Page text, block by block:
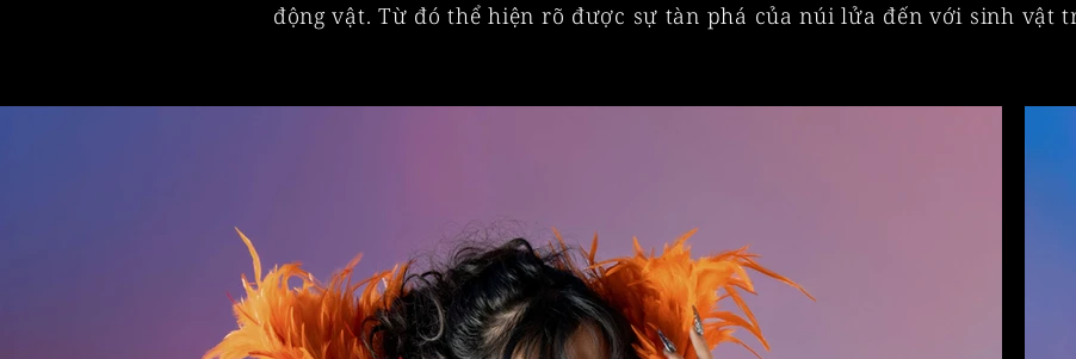
động vật. Từ đó thể hiện rõ được sự tàn phá của núi lửa đến với sinh vật